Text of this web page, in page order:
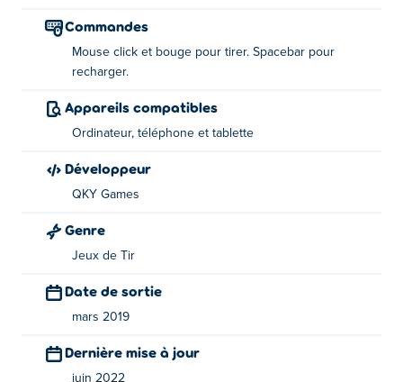
Trucs et astuces:
assurez-vous de planifier à l'avance!
Optez pour des tirs à la tête pour un impact
supplémentaire!
À propos du créateur:
Stickman War est créé par QKY Games.
Commandes
Mouse click et bouge pour tirer. Spacebar pour
recharger.
Appareils compatibles
Ordinateur, téléphone et tablette
Développeur
QKY Games
Genre
Jeux de Tir
Date de sortie
mars 2019
Dernière mise à jour
juin 2022